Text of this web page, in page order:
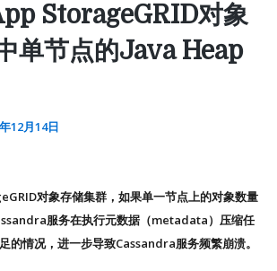
StorageGRID对象
单节点的Java Heap
12月14日
对象存储集群，如果单一节点上的对象数量
服务在执行元数据（metadata）压缩任
的情况，进一步导致Cassandra服务频繁崩溃。